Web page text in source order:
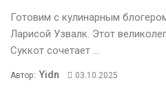
Готовим с кулинарным
Ларисой Узвалк. Этот
Суккот сочетает ...
Автор: Yidn 03.10.2025